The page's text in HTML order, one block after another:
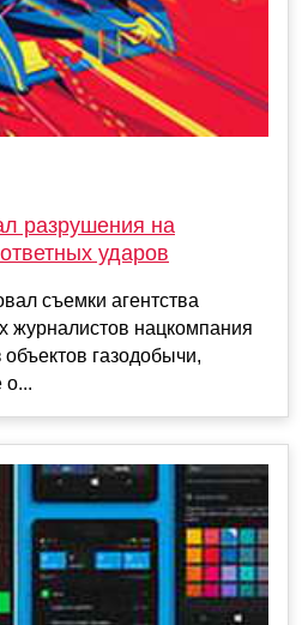
разрушения на
ударов
съемки агентства
журналистов нацкомпания
газодобычи,
о...